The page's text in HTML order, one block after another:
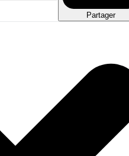
Partager